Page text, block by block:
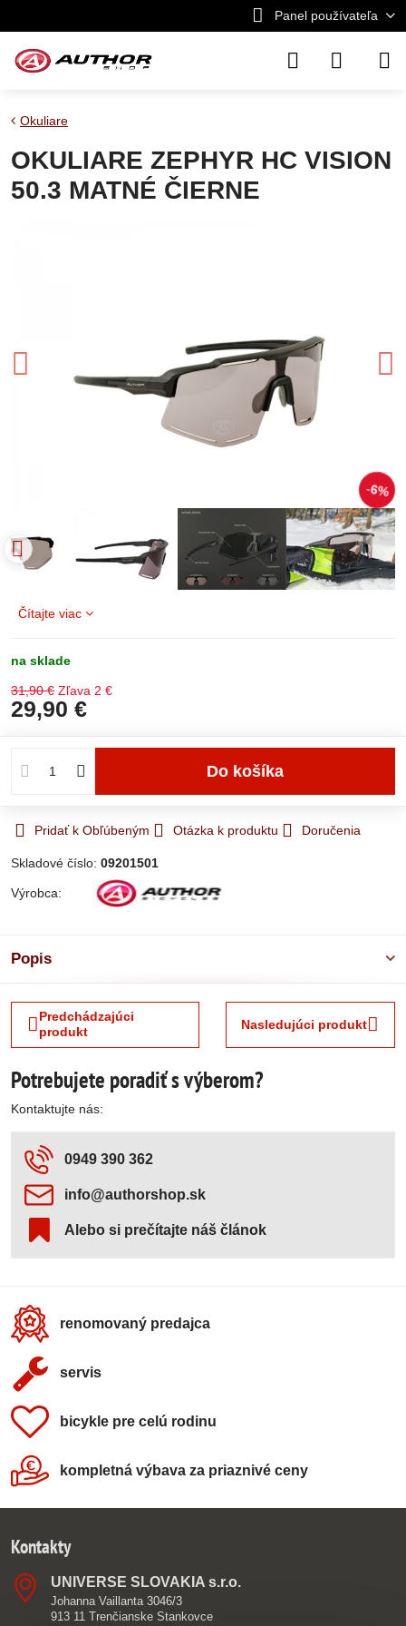
Panel používateľa
6%
Okuliare
OKULIARE ZEPHYR HC VISION
50.3 MATNÉ ČIERNE
Čítajte viac
na sklade
31,90 € Zľava 2 €
29,90 €
Do košíka
Pridať k Obľúbeným Otázka k produktu Doručenia
Skladové číslo: 09201501
Výrobca:
Popis
Predchádzajúci
produkt
Nasledujúci produkt
Potrebujete poradiť s výberom?
Kontaktujte nás:
0949 390 362
info​@authorshop​.sk
Alebo si prečítajte náš článok
renomovaný predajca
servis
bicykle pre celú rodinu
kompletná výbava za priaznivé ceny
Kontakty
UNIVERSE SLOVAKIA s​.r​.o​.
Johanna Vaillanta 3046/3
913 11 Trenčianske Stankovce